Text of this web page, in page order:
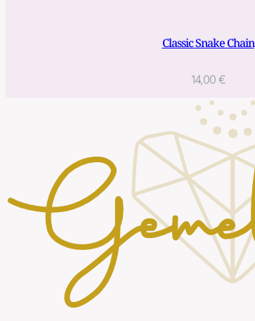
Classic Snake Chain
14,00 €